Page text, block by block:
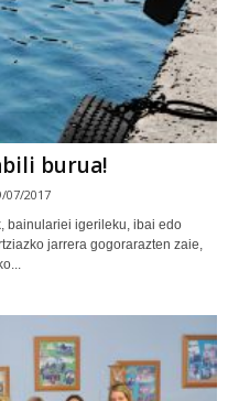
burua!
07/2017
bainulariei igerileku, ibai edo
jarrera gogorarazten zaie,